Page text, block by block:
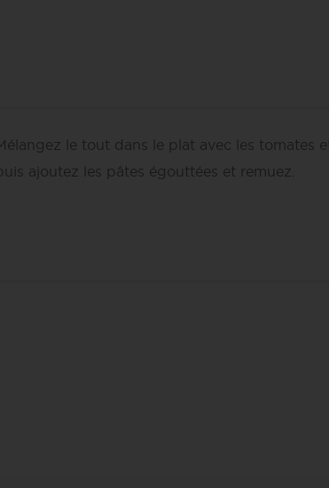
le tout dans le plat avec les tomates
ajoutez les pâtes égouttées et remuez.